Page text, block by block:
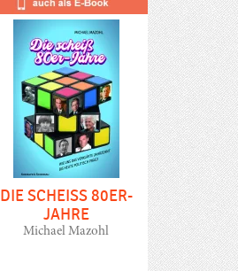
DIE SCHEISS 80ER-J
AHRE
Michael Mazohl